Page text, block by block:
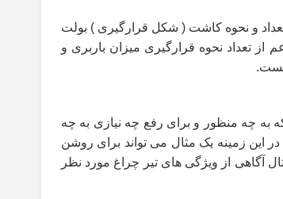
تعداد و نحوه کاشت ( شکل قرارگیری ) بولت
تعداد نحوه قرارگیری میزان باربری و
.
به چه منظور و برای رفع چه نیازی به چه
این زمینه یک مثال می تواند برای روشن
آگاهی از ویژگی های تیر چراغ مورد نظر